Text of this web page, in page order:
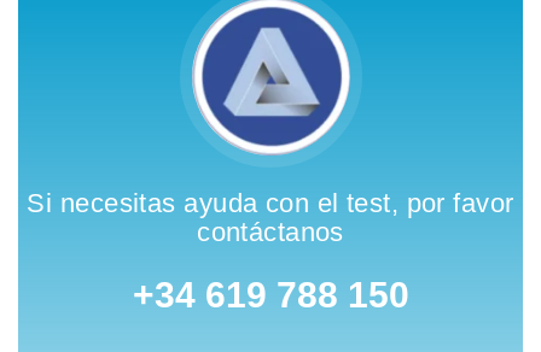
Si necesitas ayuda con el test, por favor
contáctanos
+34 619 788 150